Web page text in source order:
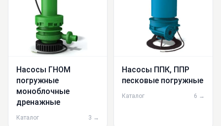
Насосы ГНОМ
погружные
моноблочные
дренажные
Каталог 3 →
Насосы ППК, ППР
песковые погружные
Каталог 6 →